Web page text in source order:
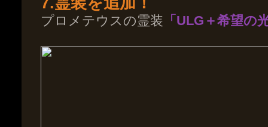
プロメテウスの霊装 「ULG＋希望の